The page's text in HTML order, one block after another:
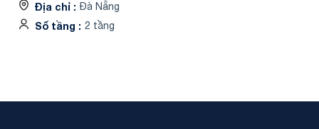
Địa chỉ Đà Nẵng
Số tầng 2 tầng